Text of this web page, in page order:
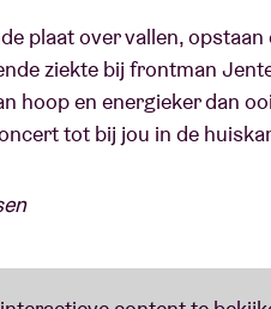
plaat over vallen,
ziekte bij frontman
hoop en energieker dan
tot bij jou in de